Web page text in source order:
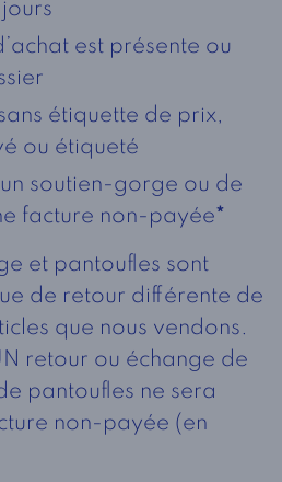
est présente ou
étiquette de prix,
ou étiqueté
soutien-gorge ou de
facture non-payée*
et pantoufles sont
de retour différente de
que nous vendons.
retour ou échange de
pantoufles ne sera
non-payée (en